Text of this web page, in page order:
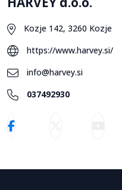
Kozje 142, 3260 Kozje
https://www.harvey.si/
info@harvey.si
037492930